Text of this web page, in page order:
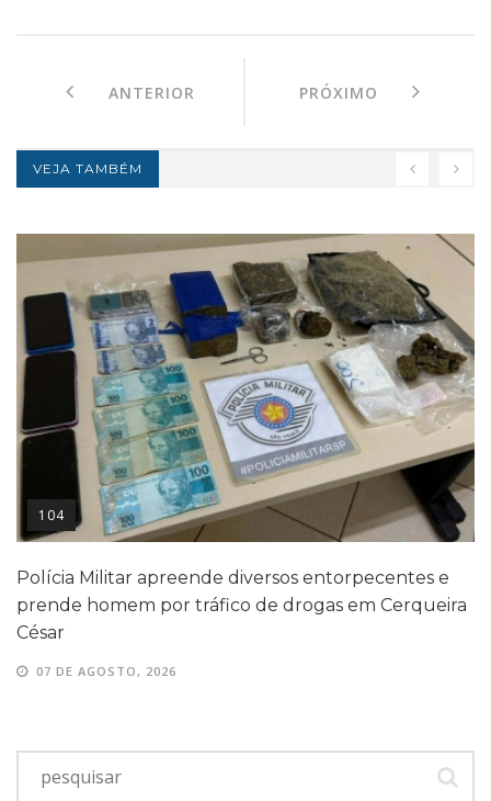
ANTERIOR PRÓXIMO
VEJA TAMBÉM
104
Polícia Militar apreende diversos entorpecentes e
prende homem por tráfico de drogas em Cerqueira
César
07 DE AGOSTO, 2026